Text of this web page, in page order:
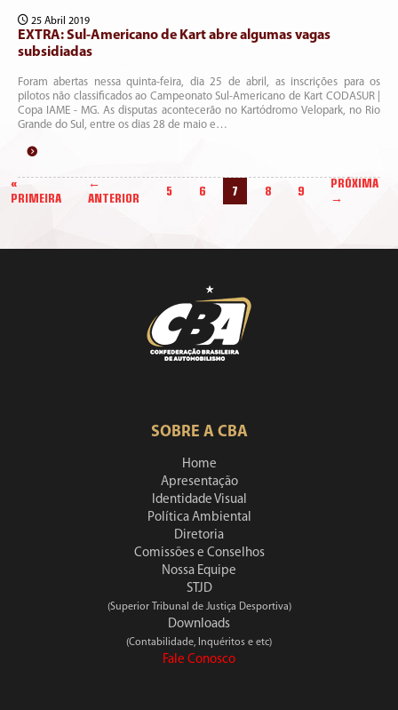
25 Abril 2019
EXTRA: Sul-Americano de Kart abre algumas vagas
subsidiadas
Foram abertas nessa quinta-feira, dia 25 de abril, as inscrições para os
pilotos não classificados ao Campeonato Sul-Americano de Kart CODASUR |
Copa IAME - MG. As disputas acontecerão no Kartódromo Velopark, no Rio
Grande do Sul, entre os dias 28 de maio e…
«
PRIMEIRA
←
ANTERIOR
5 6 7 8 9
PRÓXIMA
→
SOBRE A CBA
Home
Apresentação
Identidade Visual
Política Ambiental
Diretoria
Comissões e Conselhos
Nossa Equipe
STJD
(Superior Tribunal de Justiça Desportiva)
Downloads
(Contabilidade, Inquéritos e etc)
Fale Conosco